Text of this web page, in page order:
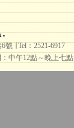
∣ Tel：2521-6917
中午12點～晚上七點